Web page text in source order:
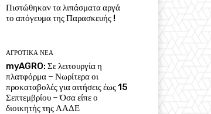
Πιστώθηκαν τα λιπάσματα αργά
το απόγευμα της Παρασκευής !
ΑΓΡΟΤΙΚΆ ΝΈΑ
myAGRO: Σε λειτουργία η
πλατφόρμα – Νωρίτερα οι
προκαταβολές για αιτήσεις έως 15
Σεπτεμβρίου – Όσα είπε ο
διοικητής της ΑΑΔΕ